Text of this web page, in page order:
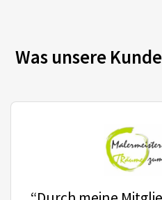
Was unsere